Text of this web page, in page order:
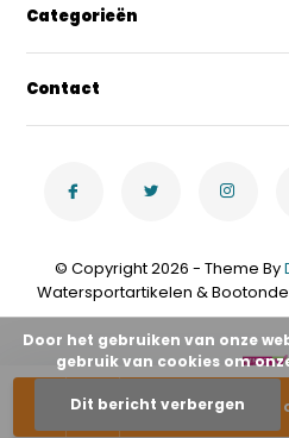
+ Toevoegen
Categorieën
Contact
© Copyright 2026 - Theme By
Watersportartikelen &
Door het gebruiken van onze
gebruik van cookies om
Dit bericht verbergen